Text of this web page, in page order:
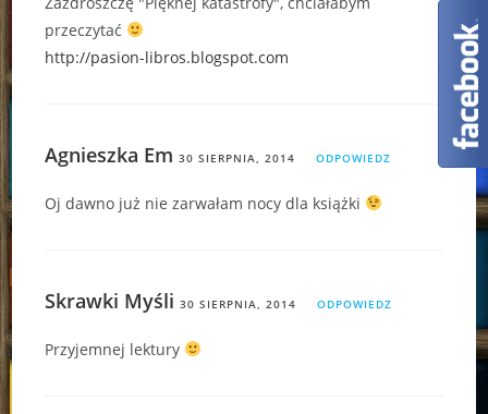
przeczytać
http://pasion-libros.blogspot.com
Agnieszka Em 30 SIERPNIA, 2014 ODPOWIEDZ
Oj dawno już nie zarwałam nocy dla książki
Skrawki Myśli 30 SIERPNIA, 2014 ODPOWIEDZ
Przyjemnej lektury